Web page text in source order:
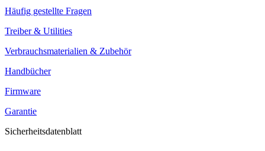
Häufig gestellte Fragen
Treiber & Utilities
Verbrauchsmaterialien & Zubehör
Handbücher
Firmware
Garantie
Sicherheitsdatenblatt